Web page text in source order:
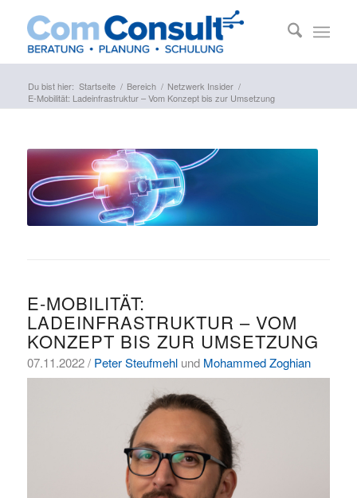
Du bist hier: Startseite / Bereich / Netzwerk Insider /
E-Mobilität: Ladeinfrastruktur – Vom Konzept bis zur Umsetzung
E-MOBILITÄT:
LADEINFRASTRUKTUR – VOM
KONZEPT BIS ZUR UMSETZUNG
07.11.2022 / Peter Steufmehlund Mohammed Zoghian